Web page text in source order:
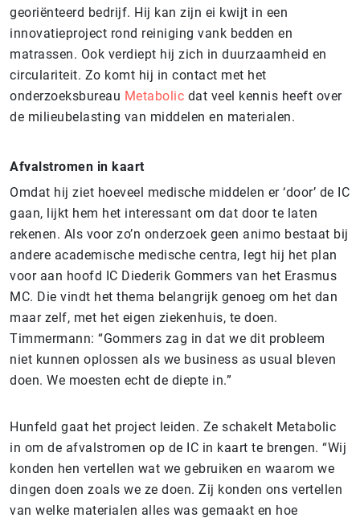
georiënteerd bedrijf. Hij kan zijn ei kwijt in een
innovatieproject rond reiniging vank bedden en
matrassen. Ook verdiept hij zich in duurzaamheid en
circulariteit. Zo komt hij in contact met het
onderzoeksbureau Metabolic dat veel kennis heeft over
de milieubelasting van middelen en materialen.
Afvalstromen in kaart
Omdat hij ziet hoeveel medische middelen er ‘door’ de IC
gaan, lijkt hem het interessant om dat door te laten
rekenen. Als voor zo’n onderzoek geen animo bestaat bij
andere academische medische centra, legt hij het plan
voor aan hoofd IC Diederik Gommers van het Erasmus
MC. Die vindt het thema belangrijk genoeg om het dan
maar zelf, met het eigen ziekenhuis, te doen.
Timmermann: “Gommers zag in dat we dit probleem
niet kunnen oplossen als we business as usual bleven
doen. We moesten echt de diepte in.”
Hunfeld gaat het project leiden. Ze schakelt Metabolic
in om de afvalstromen op de IC in kaart te brengen. “Wij
konden hen vertellen wat we gebruiken en waarom we
dingen doen zoals we ze doen. Zij konden ons vertellen
van welke materialen alles was gemaakt en hoe